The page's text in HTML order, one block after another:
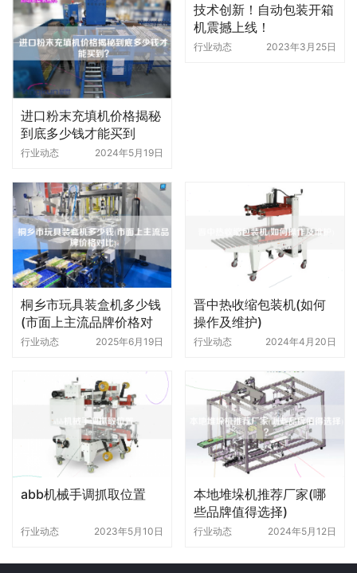
进口粉末充填机价格揭秘
到底多少钱才能买到
行业动态 2024年5月19日
技术创新！自动包装开箱
机震撼上线！
行业动态 2023年3月25日
桐乡市玩具装盒机多少钱
(市面上主流品牌价格对
比)
行业动态 2025年6月19日
晋中热收缩包装机(如何
操作及维护)
行业动态 2024年4月20日
abb机械手调抓取位置
行业动态 2023年5月10日
本地堆垛机推荐厂家(哪
些品牌值得选择)
行业动态 2024年5月12日